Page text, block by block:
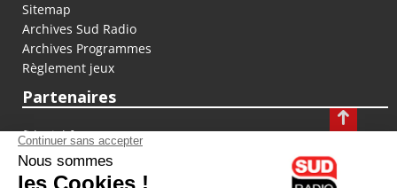
Sitemap
Archives Sud Radio
Archives Programmes
Règlement jeux
Partenaires
fiducial.fr
lyoncapitale.fr
olympique-et-lyonnais.com